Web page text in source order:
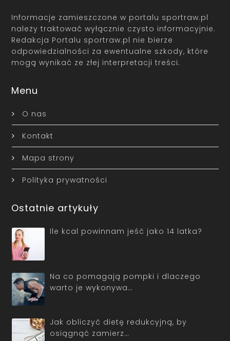
Informacje zamieszczone w portalu sportraw.pl
należy traktować wyłącznie czysto informacyjnie.
Redakcja Portalu sportraw.pl nie bierze
odpowiedzialności za ewentualne szkody, które
mogą wynikać ze złej interpretacji treści.
Menu
O nas
Kontakt
Mapa strony
Polityka prywatności
Ostatnie artykuły
Ile kcal powinnam jeść jako 14 latka?
Na co pomagają pompki i dlaczego
warto je wykonywa…
Jak obliczyć dietę redukcyjną, by
osiągnąć zamierz…